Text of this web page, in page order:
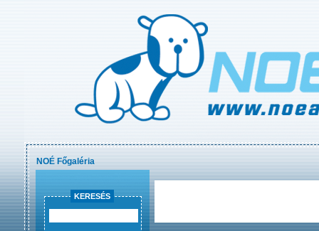
NOÉ Főgaléria
KERESÉS